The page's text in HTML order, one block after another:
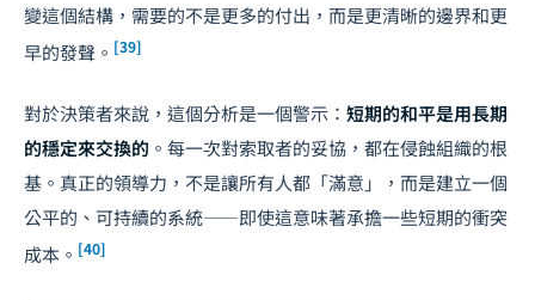
變這個結構，需要的不是更多的付出，而是更清晰的邊界和更
早的發聲。 [39]
對於決策者來說，這個分析是一個警示： 短期的和平是用長期
的穩定來交換的 。每一次對索取者的妥協，都在侵蝕組織的根
基。真正的領導力，不是讓所有人都「滿意」，而是建立一個
公平的、可持續的系統——即使這意味著承擔一些短期的衝突
成本。 [40]